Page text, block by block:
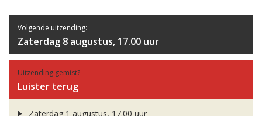
Volgende uitzending:
Zaterdag 8 augustus, 17.00 uur
Uitzending gemist?
Luister terug
Zaterdag 1 augustus, 17.00 uur